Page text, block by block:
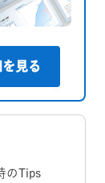
見る
のTips